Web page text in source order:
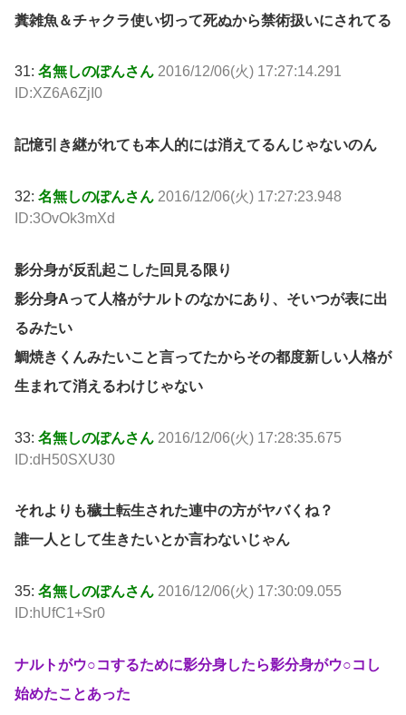
糞雑魚＆チャクラ使い切って死ぬから禁術扱いにされてる
31: 名無しのぽんさん 2016/12/06(火) 17:27:14.291
ID:XZ6A6ZjI0
記憶引き継がれても本人的には消えてるんじゃないのん
32: 名無しのぽんさん 2016/12/06(火) 17:27:23.948
ID:3OvOk3mXd
影分身が反乱起こした回見る限り
影分身Aって人格がナルトのなかにあり、そいつが表に出
るみたい
鯛焼きくんみたいこと言ってたからその都度新しい人格が
生まれて消えるわけじゃない
33: 名無しのぽんさん 2016/12/06(火) 17:28:35.675
ID:dH50SXU30
それよりも穢土転生された連中の方がヤバくね？
誰一人として生きたいとか言わないじゃん
35: 名無しのぽんさん 2016/12/06(火) 17:30:09.055
ID:hUfC1+Sr0
ナルトがウ○コするために影分身したら影分身がウ○コし
始めたことあった